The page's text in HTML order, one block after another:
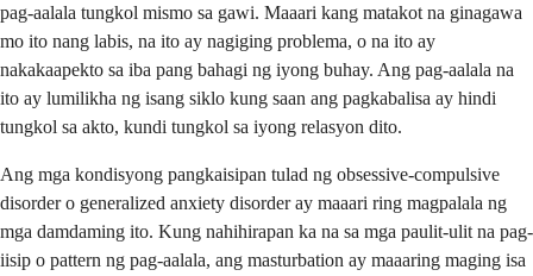
pag-aalala tungkol mismo sa gawi. Maaari kang matakot na ginagawa
mo ito nang labis, na ito ay nagiging problema, o na ito ay
nakakaapekto sa iba pang bahagi ng iyong buhay. Ang pag-aalala na
ito ay lumilikha ng isang siklo kung saan ang pagkabalisa ay hindi
tungkol sa akto, kundi tungkol sa iyong relasyon dito.
Ang mga kondisyong pangkaisipan tulad ng obsessive-compulsive
disorder o generalized anxiety disorder ay maaari ring magpalala ng
mga damdaming ito. Kung nahihirapan ka na sa mga paulit-ulit na pag-
iisip o pattern ng pag-aalala, ang masturbation ay maaaring maging isa